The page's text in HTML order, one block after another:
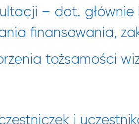
– dot.
finansowania,
tożsamości
i